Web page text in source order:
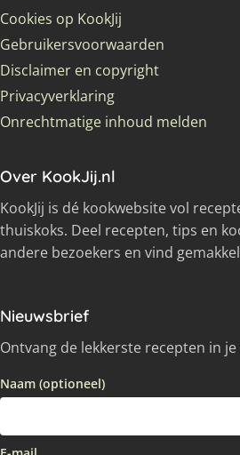
Cookies op KookJij
Gebruikersvoorwaarden
Disclaimer en copyright
Privacyverklaring
Onrechtmatige inhoud melden
Over KookJij.nl
KookJij is dé kookwebsite vol
thuiskoks. Deel recepten, tips en
andere bezoekers en vind
Nieuwsbrief
Ontvang de lekkerste recepten in
Naam (optioneel)